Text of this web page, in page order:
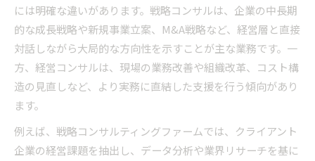
には明確な違いがあります。戦略コンサルは、企業の中長期
的な成長戦略や新規事業立案、M&A戦略など、経営層と直接
対話しながら大局的な方向性を示すことが主な業務です。一
方、経営コンサルは、現場の業務改善や組織改革、コスト構
造の見直しなど、より実務に直結した支援を行う傾向があり
ます。
例えば、戦略コンサルティングファームでは、クライアント
企業の経営課題を抽出し、データ分析や業界リサーチを基に